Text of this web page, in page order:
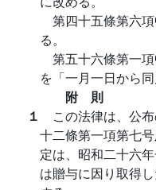
第四十五條第六
る。
第五十六條第一
を「一月一日から
附 則
１ この法律は、公
十二條第一項第七
定は、昭和二十六
は贈与に因り取得